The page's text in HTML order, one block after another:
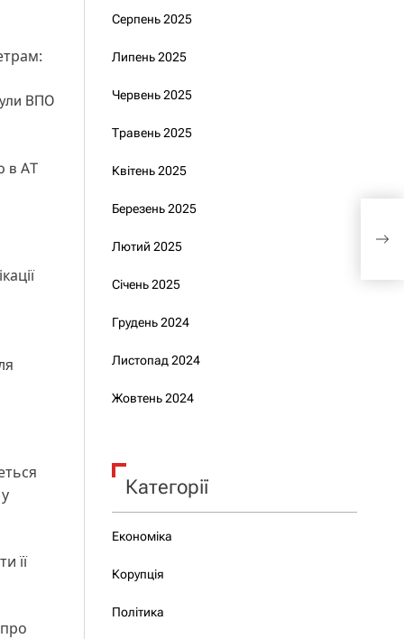
ВПО
в АТ
її
Серпень 2025
Липень 2025
Червень 2025
Травень 2025
Квітень 2025
Березень 2025
Лютий 2025
Січень 2025
Грудень 2024
Листопад 2024
Жовтень 2024
Категорії
Економіка
Корупція
Політика